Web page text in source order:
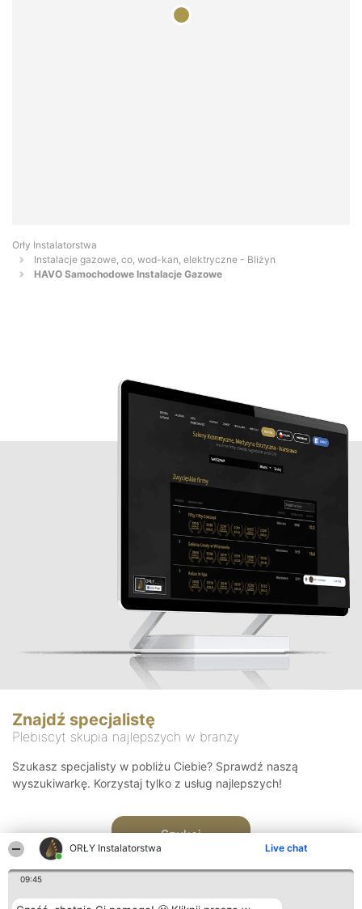
ORŁY Instalatorstwa Live chat
09:45
Orły Instalatorstwa
Instalacje gazowe, co, wod-kan, elektryczne - Bliżyn
HAVO Samochodowe Instalacje Gazowe
Znajdź specjalistę
Plebiscyt skupia najlepszych w branży
Szukasz specjalisty w pobliżu Ciebie? Sprawdź naszą
wyszukiwarkę. Korzystaj tylko z usług najlepszych!
Szukaj